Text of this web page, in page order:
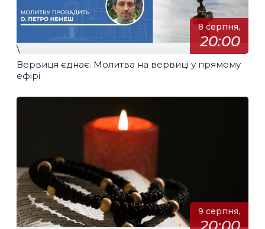
8 серпня,
20:00
\
Вервиця єднає. Молитва на вервиці у прямому
ефірі
9 серпня,